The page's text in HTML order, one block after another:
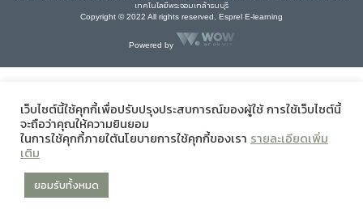
เทคโนโลยีพระจอมเกล้าธนบุรี
Copyright © 2022 All rights reserved, Esprel E-learning
Powered by
เว็บไซต์นี้ใช้คุกกี้เพื่อปรับปรุงประสบการณ์ของผู้ใช้ การใช้เว็บไซต์นี้
จะถือว่าคุณให้ความยินยอม
ในการใช้คุกกี้ภายใต้นโยบายการใช้คุกกี้ของเรา รายละเอียดเพิ่ม
เติม
ยอมรับทั้งหมด